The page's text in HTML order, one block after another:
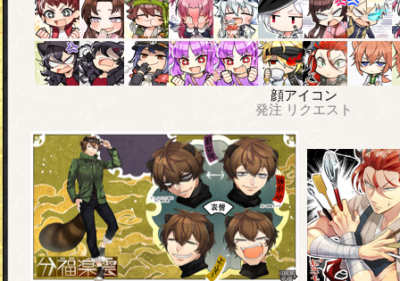
顔アイコン
発注 リクエスト